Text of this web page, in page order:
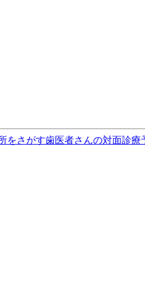
をさがす歯医者さんの対面診療